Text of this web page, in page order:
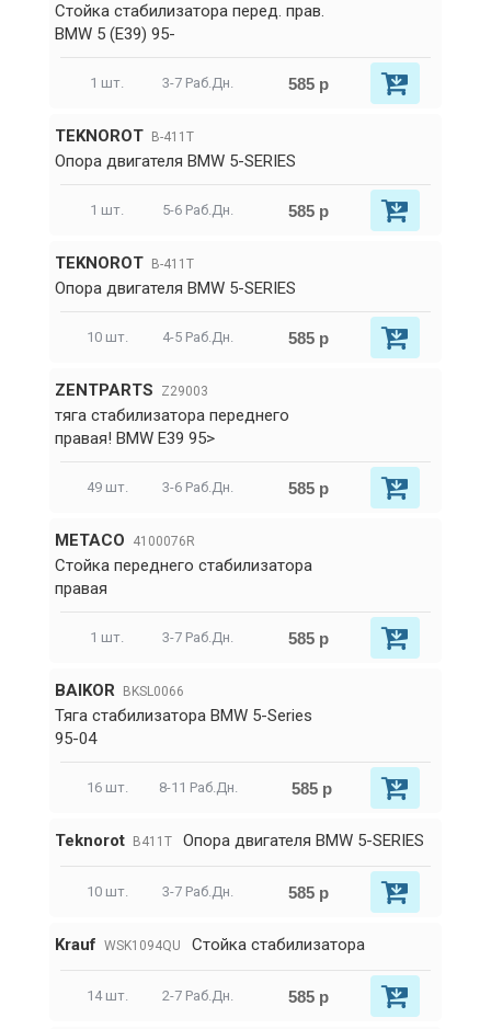
Стойка стабилизатора перед. прав.
BMW 5 (E39) 95-
1 шт. 3-7 Раб.Дн. 585 р
TEKNOROT B-411T
Опора двигателя BMW 5-SERIES
1 шт. 5-6 Раб.Дн. 585 р
TEKNOROT B-411T
Опора двигателя BMW 5-SERIES
10 шт. 4-5 Раб.Дн. 585 р
ZENTPARTS Z29003
тяга стабилизатора переднего
правая! BMW E39 95>
49 шт. 3-6 Раб.Дн. 585 р
METACO 4100076R
Стойка переднего стабилизатора
правая
1 шт. 3-7 Раб.Дн. 585 р
BAIKOR BKSL0066
Тяга стабилизатора BMW 5-Series
95-04
16 шт. 8-11 Раб.Дн. 585 р
Teknorot B411T Опора двигателя BMW 5-SERIES
10 шт. 3-7 Раб.Дн. 585 р
Krauf WSK1094QU Стойка стабилизатора
14 шт. 2-7 Раб.Дн. 585 р